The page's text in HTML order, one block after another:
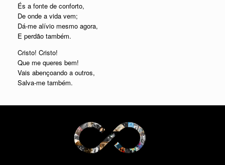
És a fonte de conforto,
De onde a vida vem;
Dá-me alívio mesmo agora,
E perdão também.
Cristo! Cristo!
Que me queres bem!
Vais abençoando a outros,
Salva-me também.